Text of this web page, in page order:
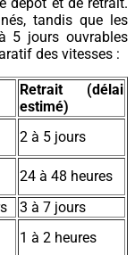
dépôt et de retrait.
tandis que les
5 jours ouvrables
des vitesses :
Retrait (délai
estimé)
2 à 5 jours
24 à 48 heures
3 à 7 jours
1 à 2 heures